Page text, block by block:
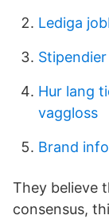
Lediga
Hur lang
vaggloss
Brand
They believe
consensus,